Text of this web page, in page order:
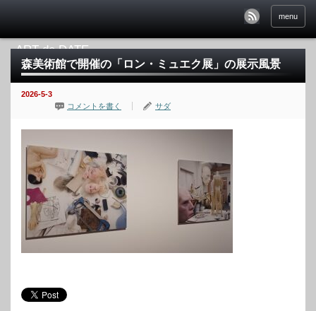
menu
森美術館で開催の「ロン・ミュエク展」の展示風景
2026-5-3
コメントを書く
サダ